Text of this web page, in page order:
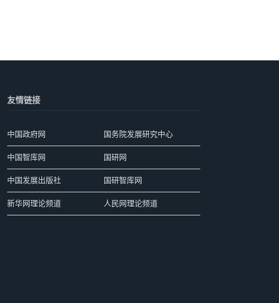
友情链接
中国政府网 国务院发展研究中心
中国智库网 国研网
中国发展出版社 国研智库网
新华网理论频道 人民网理论频道